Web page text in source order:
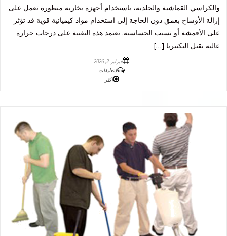
والكراسي القماشية والجلدية، باستخدام أجهزة بخارية متطورة تعمل على
إزالة الأوساخ بعمق دون الحاجة إلى استخدام مواد كيميائية قوية قد تؤثر
على الأقمشة أو تسبب الحساسية. تعتمد هذه التقنية على درجات حرارة
عالية تقتل البكتيريا […]
فبراير 2, 2026
لاتعليقات
اكثر